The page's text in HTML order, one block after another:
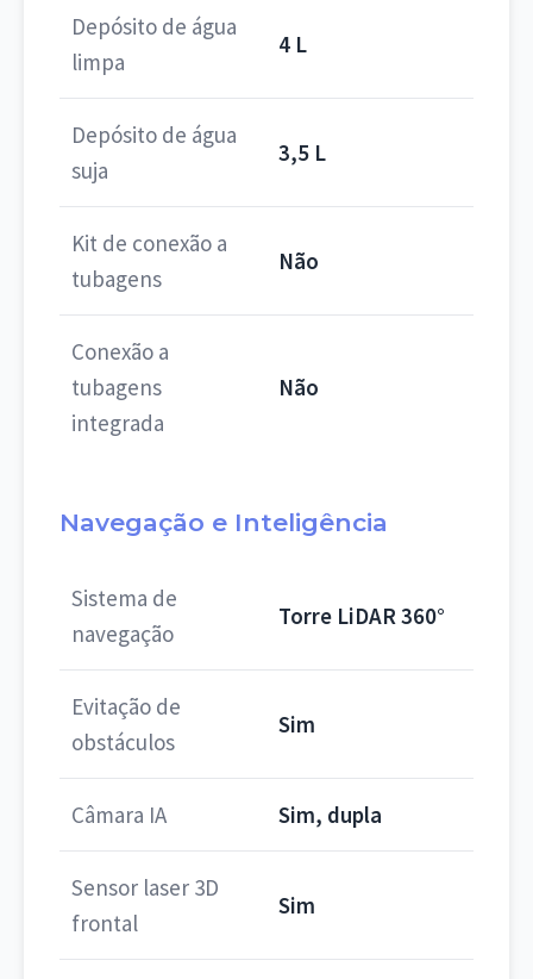
Depósito de água
limpa
4 L
Depósito de água
suja
3,5 L
Kit de conexão a
tubagens
Não
Conexão a
tubagens
integrada
Não
Navegação e Inteligência
Sistema de
navegação
Torre LiDAR 360°
Evitação de
obstáculos
Sim
Câmara IA Sim, dupla
Sensor laser 3D
frontal
Sim